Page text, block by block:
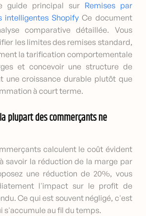
guide principal sur Remises par
intelligentes Shopify Ce document
comparative détaillée. Vous
les limites des remises standard,
la tarification comportementale
et concevoir une structure de
une croissance durable plutôt que
à court terme.
plupart des commerçants ne
calculent le coût évident
savoir la réduction de la marge par
une réduction de 20%, vous
l'impact sur le profit de
Ce qui est souvent négligé, c'est
s'accumule au fil du temps.